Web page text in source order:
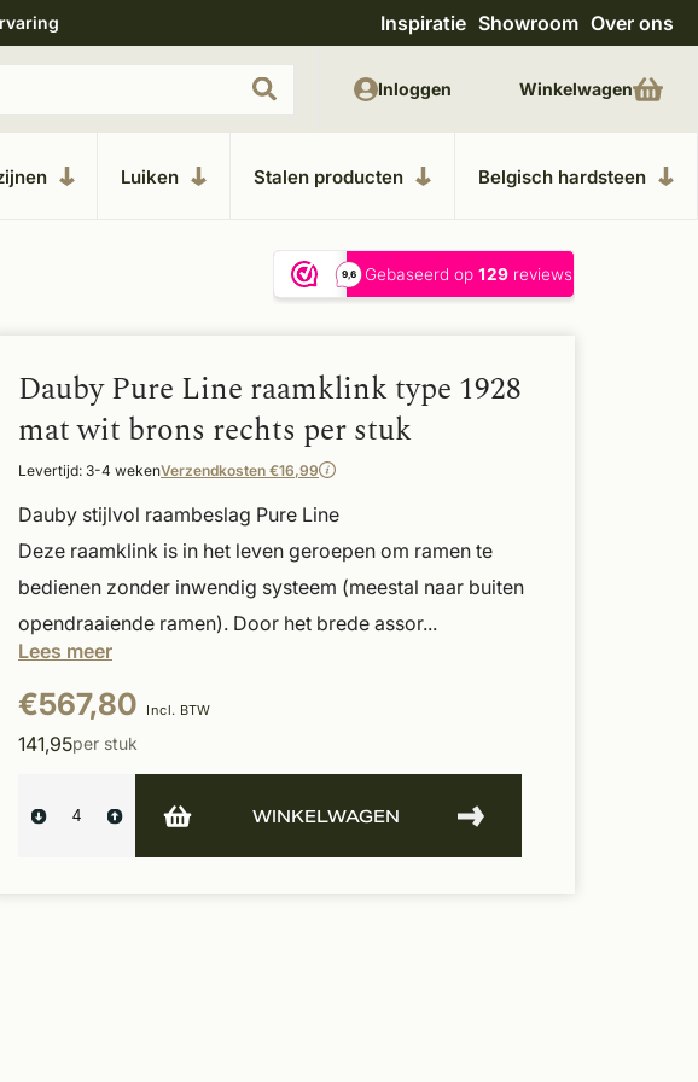
Uitgebreide showroom in Kesteren Unieke
Inspiratie Showroom Over ons
Luiken Stalen producten Belgisch hardsteen
Inloggen Winkelwagen
Dauby Pure Line raamklink type 1928
mat wit brons rechts per stuk
Levertijd: 3-4 wekenVerzendkosten €16,99
Dauby stijlvol raambeslag Pure Line
Deze raamklink is in het leven geroepen om ramen te
bedienen zonder inwendig systeem (meestal naar buiten
opendraaiende ramen). Door het brede assor...
Lees meer
€567,80 Incl. BTW
141,95per stuk
WINKELWAGEN